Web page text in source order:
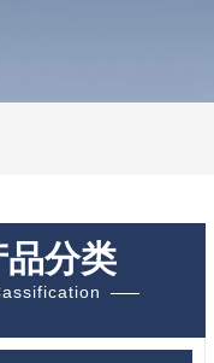
品分类